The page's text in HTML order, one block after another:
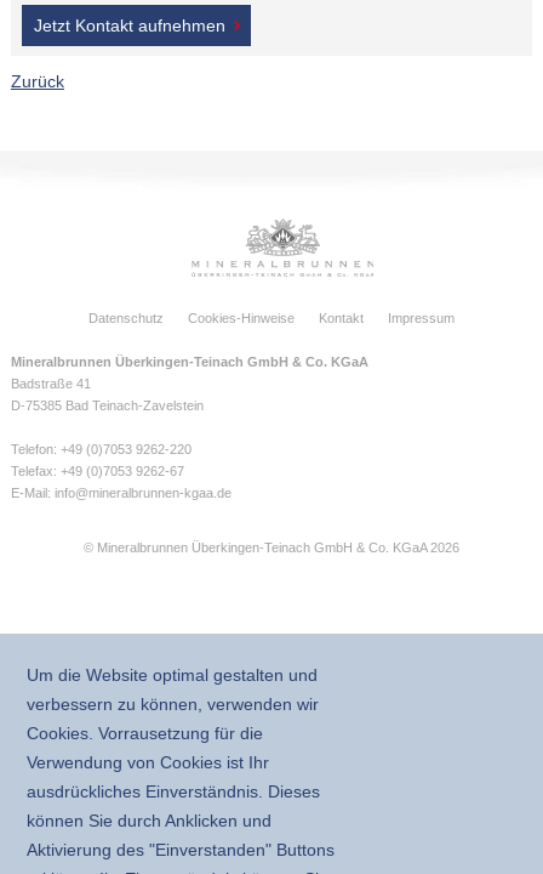
Jetzt Kontakt aufnehmen
Zurück
Datenschutz Cookies-Hinweise Kontakt Impressum
Mineralbrunnen Überkingen-Teinach GmbH & Co. KGaA
Badstraße 41
D-75385 Bad Teinach-Zavelstein
Telefon: +49 (0)7053 9262-220
Telefax: +49 (0)7053 9262-67
E-Mail: info@mineralbrunnen-kgaa.de
© Mineralbrunnen Überkingen-Teinach GmbH & Co. KGaA 2026
Um die Website optimal gestalten und
verbessern zu können, verwenden wir
Cookies. Vorrausetzung für die
Verwendung von Cookies ist Ihr
ausdrückliches Einverständnis. Dieses
können Sie durch Anklicken und
Aktivierung des "Einverstanden" Buttons